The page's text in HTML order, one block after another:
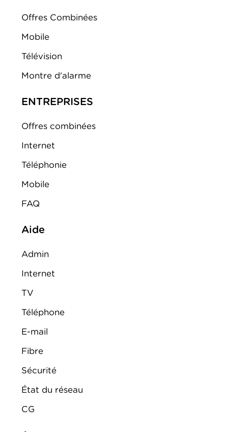
Offres Combinées
Mobile
Télévision
Montre d'alarme
ENTREPRISES
Offres combinées
Internet
Téléphonie
Mobile
FAQ
Aide
Admin
Internet
TV
Téléphone
E-mail
Fibre
Sécurité
État du réseau
CG